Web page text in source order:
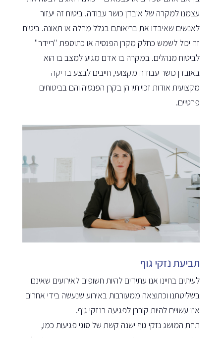
עצמנו למקרה של אובדן כושר עבודה. ביטוח זה יעזור
לאנשים שאיבדו את בריאותם בגלל מחלה או תאונה. ביטוח
זה יכול לשמש כחלק מקרן הפנסיה או כתוספת "ריידר"
לביטוח מנהלים. במקרה בו אדם מגיע למצב בו הוא
באובדן כושר עבודה מקצועי, חייבים לבצע בדיקה
מקצועית אודות זכויותיו הן בקרן הפנסיה והם בביטוחים
פרטיים.
תביעת נזקי גוף
לעיתים בחיינו אנו עתידים להיות חשופים לאירועים שאינם
בשליטתנו וכתוצאה ממעורבות באירוע שנעשה בידי אחרים
אנו עשויים להיות קורבן לפגיעה בנזקי גוף.
תחת המושג נזקי גוף ישנה קשת של סוגי פגיעות כמו,